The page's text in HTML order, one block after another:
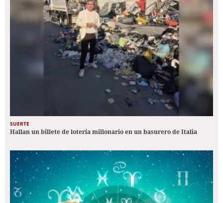
SUERTE
Hallan un billete de lotería millonario en un basurero de Italia